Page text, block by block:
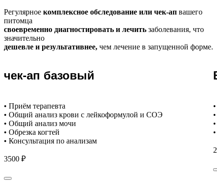
Регулярное комплексное обследование или чек-ап вашего
питомца
своевременно диагностировать и лечить заболевания, что
значительно
дешевле и результативнее, чем лечение в запущенной форме.
чек-ап базовый
• Приём терапевта
• Общий анализ крови с лейкоформулой и СОЭ
• Общий анализ мочи
• Обрезка когтей
• Консультация по анализам
3500 ₽